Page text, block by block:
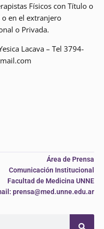
Físicos con Título o
en el extranjero
o Privada.
Lacava – Tel 3794-
Área de Prensa
Comunicación Institucional
Facultad de Medicina UNNE
prensa@med.unne.edu.ar